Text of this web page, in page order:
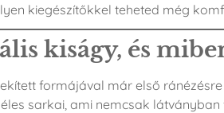
kiegészítőkkel teheted még
kiságy, és
formájával már első
sarkai, ami nemcsak